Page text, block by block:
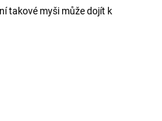
takové myši může dojít k